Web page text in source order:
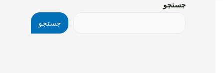
جستجو
جستجو